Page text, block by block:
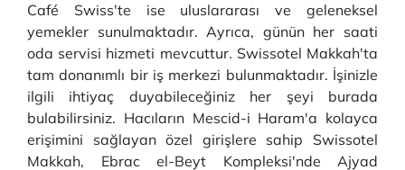
Café Swiss'te ise uluslararası ve geleneksel
yemekler sunulmaktadır. Ayrıca, günün her saati
oda servisi hizmeti mevcuttur. Swissotel Makkah'ta
tam donanımlı bir iş merkezi bulunmaktadır. İşinizle
ilgili ihtiyaç duyabileceğiniz her şeyi burada
bulabilirsiniz. Hacıların Mescid-i Haram'a kolayca
erişimini sağlayan özel girişlere sahip Swissotel
Makkah, Ebrac el-Beyt Kompleksi'nde Ajyad